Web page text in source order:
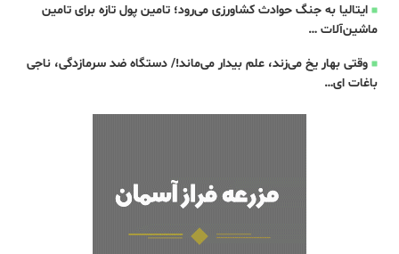
ایتالیا به جنگ حوادث کشاورزی می‌رود؛ تامین پول تازه برای تامین
ماشین‌آلات …
وقتی بهار یخ می‌زند، علم بیدار می‌ماند!/ دستگاه ضد سرمازدگی، ناجی
باغات ای…